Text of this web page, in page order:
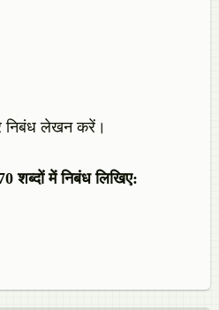
निबंध लेखन करें।
शब्दों में निबंध लिखिए: